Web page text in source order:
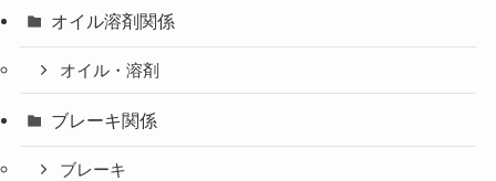
オイル溶剤関係
オイル・溶剤
ブレーキ関係
ブレーキ